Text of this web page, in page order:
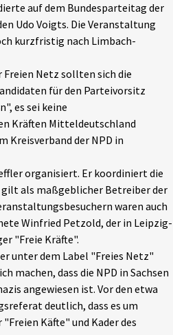
auf dem Bundesparteitag der
Udo Voigts. Die Veranstaltung
kurzfristig nach Limbach-
Netz sollten sich die
für den Parteivorsitz
es sei keine
Kräften Mitteldeutschland
Kreisverband der NPD in
organisiert. Er koordiniert die
gilt als maßgeblicher Betreiber der
waren auch
Winfried Petzold, der in Leipzig-
"Freie Kräfte".
unter dem Label "Freies Netz"
dass die NPD in Sachsen
angewiesen ist. Vor den etwa
deutlich, dass es um
Käfte" und Kader des